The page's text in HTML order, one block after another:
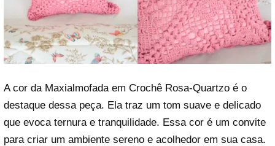
A cor da Maxialmofada em Crochê Rosa-Quartzo é o
destaque dessa peça. Ela traz um tom suave e delicado
que evoca ternura e tranquilidade. Essa cor é um convite
para criar um ambiente sereno e acolhedor em sua casa.